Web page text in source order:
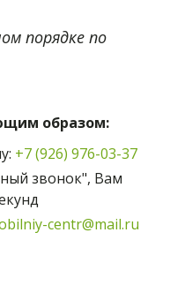
порядке по
образом:
+7 (926) 976-03-37
звонок", Вам
centr@mail.ru